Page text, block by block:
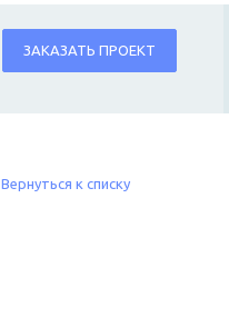
ЗАКАЗАТЬ ПРОЕКТ
Вернуться к списку